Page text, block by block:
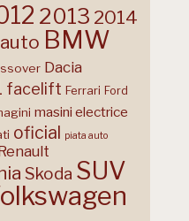
2013 2014
auto BMW
Dacia
facelift Ferrari Ford
masini electrice
oficial piata auto
Skoda SUV